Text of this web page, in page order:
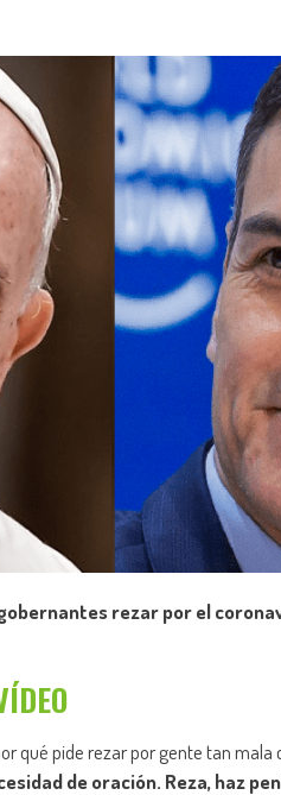
rezar por el
qué pide rezar por gente tan
de oración. Reza, haz